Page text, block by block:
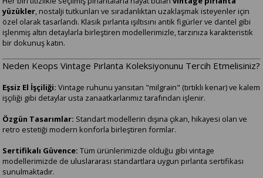
yüzükler, nostalji tutkunları ve sıradanlıktan uzaklaşmak isteyenler için
özel olarak tasarlandı. Klasik pırlanta ışıltısını antik figürler ve dantel gibi
işlenmiş altın detaylarla birleştiren modellerimizle, tarzınıza karakteristik
bir dokunuş katın.
Neden Keops Vintage Pırlanta Koleksiyonunu Tercih Etmelisiniz?
Eşsiz El İşçiliği: Vintage ruhunu yansıtan "milgrain" (tırtıklı kenar) ve kalem
işçiliği gibi detaylar usta zanaatkarlarımız tarafından işlenir.
Özgün Tasarımlar: Standart modellerin dışına çıkan, hikayesi olan ve
retro estetiği modern konforla birleştiren formlar.
Sertifikalı Güvence: Tüm ürünlerimizde olduğu gibi vintage
modellerimizde de uluslararası standartlara uygun pırlanta sertifikası
sunulmaktadır.